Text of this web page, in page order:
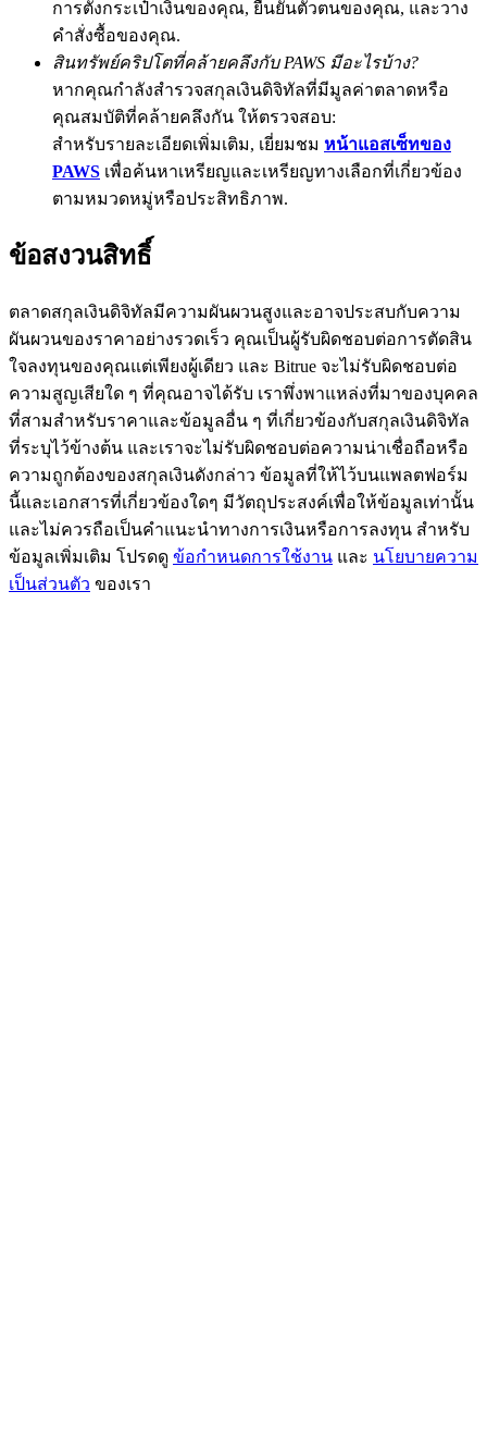
Exclusive for BitMart Users
Register & Trade to Win 500,000 USDT
Trade Gold & Silver · 33,333 USDT Bonus
USDT New User Exclusive 10% APR
USDT Flexible Staking | Daily Rewards
BTC New User Exclusive: 6.5% APR
BTC Flexible Staking | Daily Rewards
การตั้งกระเป๋าเงินของคุณ, ยืนยันตัวตนของคุณ, และวาง
คำสั่งซื้อของคุณ.
สินทรัพย์คริปโตที่คล้ายคลึงกับ PAWS มีอะไรบ้าง?
หากคุณกำลังสำรวจสกุลเงินดิจิทัลที่มีมูลค่าตลาดหรือ
คุณสมบัติที่คล้ายคลึงกัน ให้ตรวจสอบ:
สำหรับรายละเอียดเพิ่มเติม, เยี่ยมชม หน้าแอสเซ็ทของ
PAWS เพื่อค้นหาเหรียญและเหรียญทางเลือกที่เกี่ยวข้อง
ตามหมวดหมู่หรือประสิทธิภาพ.
ข้อสงวนสิทธิ์
ตลาดสกุลเงินดิจิทัลมีความผันผวนสูงและอาจประสบกับความ
ผันผวนของราคาอย่างรวดเร็ว คุณเป็นผู้รับผิดชอบต่อการตัดสิน
ใจลงทุนของคุณแต่เพียงผู้เดียว และ Bitrue จะไม่รับผิดชอบต่อ
ความสูญเสียใด ๆ ที่คุณอาจได้รับ เราพึ่งพาแหล่งที่มาของบุคคล
ที่สามสำหรับราคาและข้อมูลอื่น ๆ ที่เกี่ยวข้องกับสกุลเงินดิจิทัล
ที่ระบุไว้ข้างต้น และเราจะไม่รับผิดชอบต่อความน่าเชื่อถือหรือ
ความถูกต้องของสกุลเงินดังกล่าว ข้อมูลที่ให้ไว้บนแพลตฟอร์ม
นี้และเอกสารที่เกี่ยวข้องใดๆ มีวัตถุประสงค์เพื่อให้ข้อมูลเท่านั้น
และไม่ควรถือเป็นคำแนะนำทางการเงินหรือการลงทุน สำหรับ
ข้อมูลเพิ่มเติม โปรดดู ข้อกำหนดการใช้งาน และ นโยบายความ
เป็นส่วนตัว ของเรา